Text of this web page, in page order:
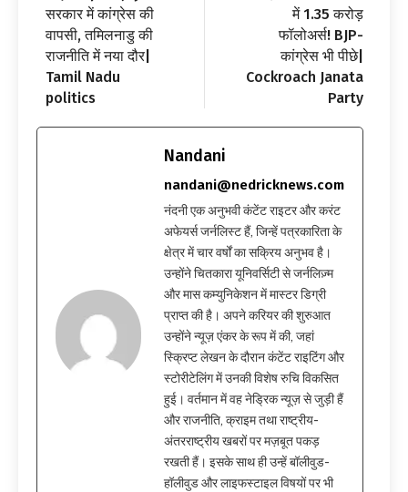
सरकार में कांग्रेस की
वापसी, तमिलनाडु की
राजनीति में नया दौर|
Tamil Nadu
politics
में 1.35 करोड़
फॉलोअर्स! BJP-
कांग्रेस भी पीछे|
Cockroach Janata
Party
Nandani
nandani@nedricknews.com
नंदनी एक अनुभवी कंटेंट राइटर और करंट
अफेयर्स जर्नलिस्ट हैं, जिन्हें पत्रकारिता के
क्षेत्र में चार वर्षों का सक्रिय अनुभव है।
उन्होंने चितकारा यूनिवर्सिटी से जर्नलिज़्म
और मास कम्युनिकेशन में मास्टर डिग्री
प्राप्त की है। अपने करियर की शुरुआत
उन्होंने न्यूज़ एंकर के रूप में की, जहां
स्क्रिप्ट लेखन के दौरान कंटेंट राइटिंग और
स्टोरीटेलिंग में उनकी विशेष रुचि विकसित
हुई। वर्तमान में वह नेड्रिक न्यूज़ से जुड़ी हैं
और राजनीति, क्राइम तथा राष्ट्रीय-
अंतरराष्ट्रीय खबरों पर मज़बूत पकड़
रखती हैं। इसके साथ ही उन्हें बॉलीवुड-
हॉलीवुड और लाइफस्टाइल विषयों पर भी